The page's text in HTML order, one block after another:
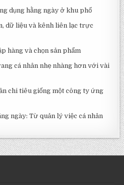
dụng hằng ngày ở khu phố
dữ liệu và kênh liên lạc trực
hàng và chọn sản phẩm
cá nhân nhẹ nhàng hơn với vài
chi tiêu giống một công ty ứng
ngày: Từ quản lý việc cá nhân